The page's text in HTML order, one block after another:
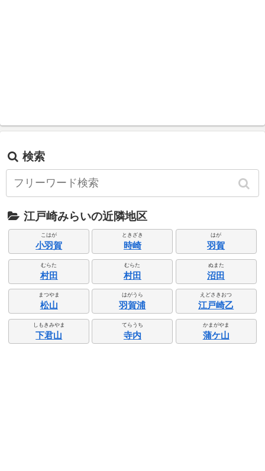
検索
江戸崎みらいの近隣地区
こはが
小羽賀
ときざき
時崎
はが
羽賀
むらた
村田
むらた
村田
ぬまた
沼田
まつやま
松山
はがうら
羽賀浦
えどさきおつ
江戸崎乙
しもきみやま
下君山
てらうち
寺内
かまがやま
蒲ケ山